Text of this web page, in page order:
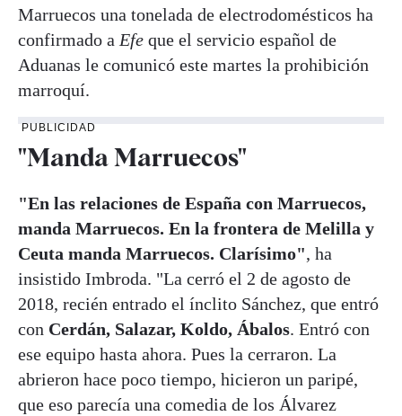
Marruecos una tonelada de electrodomésticos ha
confirmado a Efe que el servicio español de
Aduanas le comunicó este martes la prohibición
marroquí.
PUBLICIDAD
"Manda Marruecos"
"En las relaciones de España con Marruecos,
manda Marruecos. En la frontera de Melilla y
Ceuta manda Marruecos. Clarísimo", ha
insistido Imbroda. "La cerró el 2 de agosto de
2018, recién entrado el ínclito Sánchez, que entró
con Cerdán, Salazar, Koldo, Ábalos. Entró con
ese equipo hasta ahora. Pues la cerraron. La
abrieron hace poco tiempo, hicieron un paripé,
que eso parecía una comedia de los Álvarez